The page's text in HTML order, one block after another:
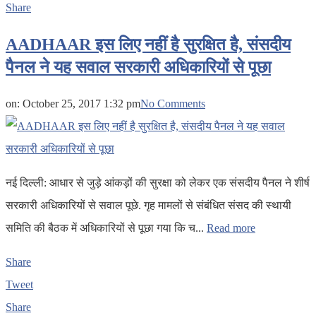
Share
AADHAAR इस लिए नहीं है सुरक्षित है, संसदीय
पैनल ने यह सवाल सरकारी अधिकारियों से पूछा
on: October 25, 2017 1:32 pmNo Comments
नई दिल्ली: आधार से जुड़े आंकड़ों की सुरक्षा को लेकर एक संसदीय पैनल ने शीर्ष
सरकारी अधिकारियों से सवाल पूछे. गृह मामलों से संबंधित संसद की स्थायी
समिति की बैठक में अधिकारियों से पूछा गया कि च... Read more
Share
Tweet
Share